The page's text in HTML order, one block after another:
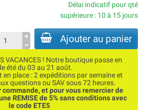
Délai indicatif pour qté
supérieure : 10 à 15 jours
Ajouter au panier
VACANCES ! Notre boutique passe en
été du 03 au 21 août.
en place : 2 expéditions par semaine et
questions ou SAV sous 72 heures.
commande, et pour vous remercier de
REMISE de 5% sans conditions avec
le code ETE5